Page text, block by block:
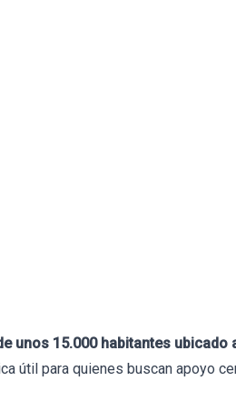
unos 15.000 habitantes ubicado
útil para quienes buscan apoyo